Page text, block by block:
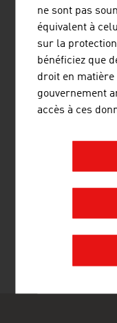
METGIS
PRIMETALS
ne sont pas
équivalent à
sur la
bénéficiez que
droit en matière
gouvernement
accès à ces